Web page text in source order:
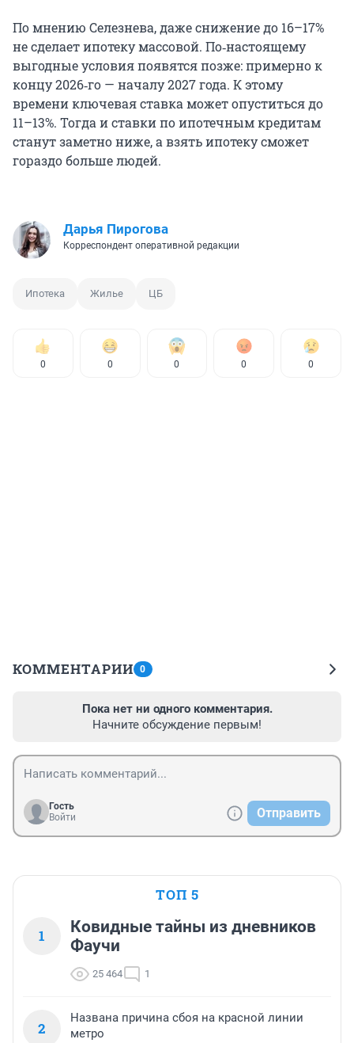
По мнению Селезнева, даже снижение до 16–17%
не сделает ипотеку массовой. По‑настоящему
выгодные условия появятся позже: примерно к
концу 2026‑го — началу 2027 года. К этому
времени ключевая ставка может опуститься до
11–13%. Тогда и ставки по ипотечным кредитам
станут заметно ниже, а взять ипотеку сможет
гораздо больше людей.
Дарья Пирогова
Корреспондент оперативной редакции
Ипотека Жилье ЦБ
0 0 0 0 0
КОММЕНТАРИИ 0
Пока нет ни одного комментария.
Начните обсуждение первым!
Гость
Войти
Отправить
ТОП 5
1
Ковидные тайны из дневников
Фаучи
25 464 1
2
Названа причина сбоя на красной линии
метро